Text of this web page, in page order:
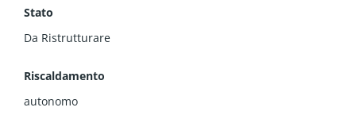
Stato
Da Ristrutturare
Riscaldamento
autonomo